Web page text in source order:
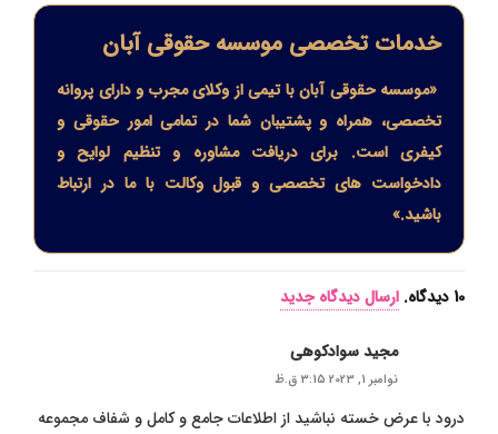
خدمات تخصصی موسسه حقوقی آبان
«موسسه حقوقی آبان با تیمی از وکلای مجرب و دارای پروانه
تخصصی، همراه و پشتیبان شما در تمامی امور حقوقی و
کیفری است. برای دریافت مشاوره و تنظیم لوایح و
دادخواست های تخصصی و قبول وکالت با ما در ارتباط
باشید.»
10 دیدگاه. ارسال دیدگاه جدید
مجید سوادکوهی
نوامبر 1, 2023 3:15 ق.ظ
درود با عرض خسته نباشید از اطلاعات جامع و کامل و شفاف مجموعه